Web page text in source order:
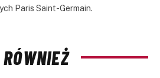
Paris Saint-Germain.